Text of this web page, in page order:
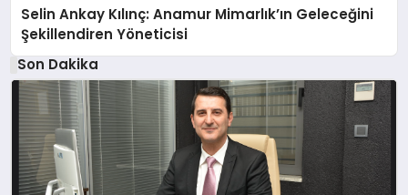
Selin Ankay Kılınç: Anamur Mimarlık’ın Geleceğini
Şekillendiren Yöneticisi
Son Dakika